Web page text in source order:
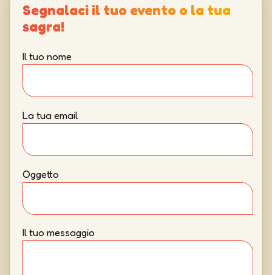
Segnalaci il tuo evento o la tua
sagra!
Il tuo nome
La tua email
Oggetto
Il tuo messaggio